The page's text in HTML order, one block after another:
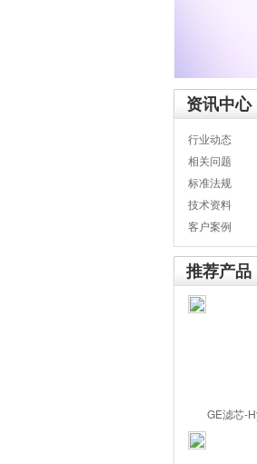
资讯中心
行业动态
相关问题
标准法规
技术资料
客户案例
推荐产品
GE滤芯-